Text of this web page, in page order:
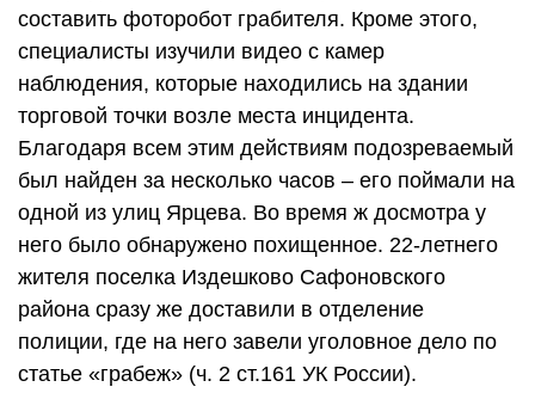
составить фоторобот грабителя. Кроме этого,
специалисты изучили видео с камер
наблюдения, которые находились на здании
торговой точки возле места инцидента.
Благодаря всем этим действиям подозреваемый
был найден за несколько часов – его поймали на
одной из улиц Ярцева. Во время ж досмотра у
него было обнаружено похищенное. 22-летнего
жителя поселка Издешково Сафоновского
района сразу же доставили в отделение
полиции, где на него завели уголовное дело по
статье «грабеж» (ч. 2 ст.161 УК России).